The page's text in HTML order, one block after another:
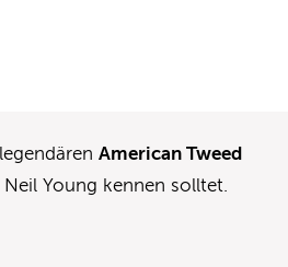
American Tweed
Young kennen solltet.